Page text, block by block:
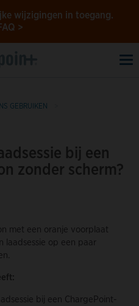
wijzigingen in toegang.
>
GEBRUIKEN
bij een
zonder scherm?
met een oranje voorplaat
laadsessie op een paar
bij een ChargePoint-